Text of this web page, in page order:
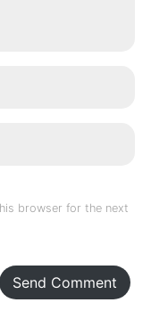
browser for the next
Send Comment